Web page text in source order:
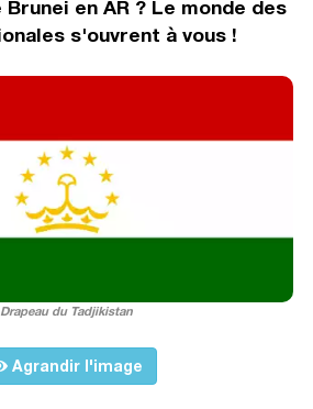
en AR ? Le monde des
s'ouvrent à vous !
Drapeau du Tadjikistan
Agrandir l'image